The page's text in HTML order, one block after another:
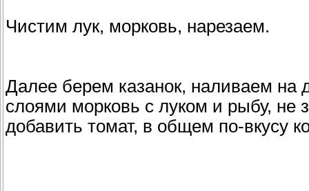
Чистим лук, морковь, нарезаем.
Далее берем казанок, наливаем на
слоями морковь с луком и рыбу, не
добавить томат, в общем по-вкусу